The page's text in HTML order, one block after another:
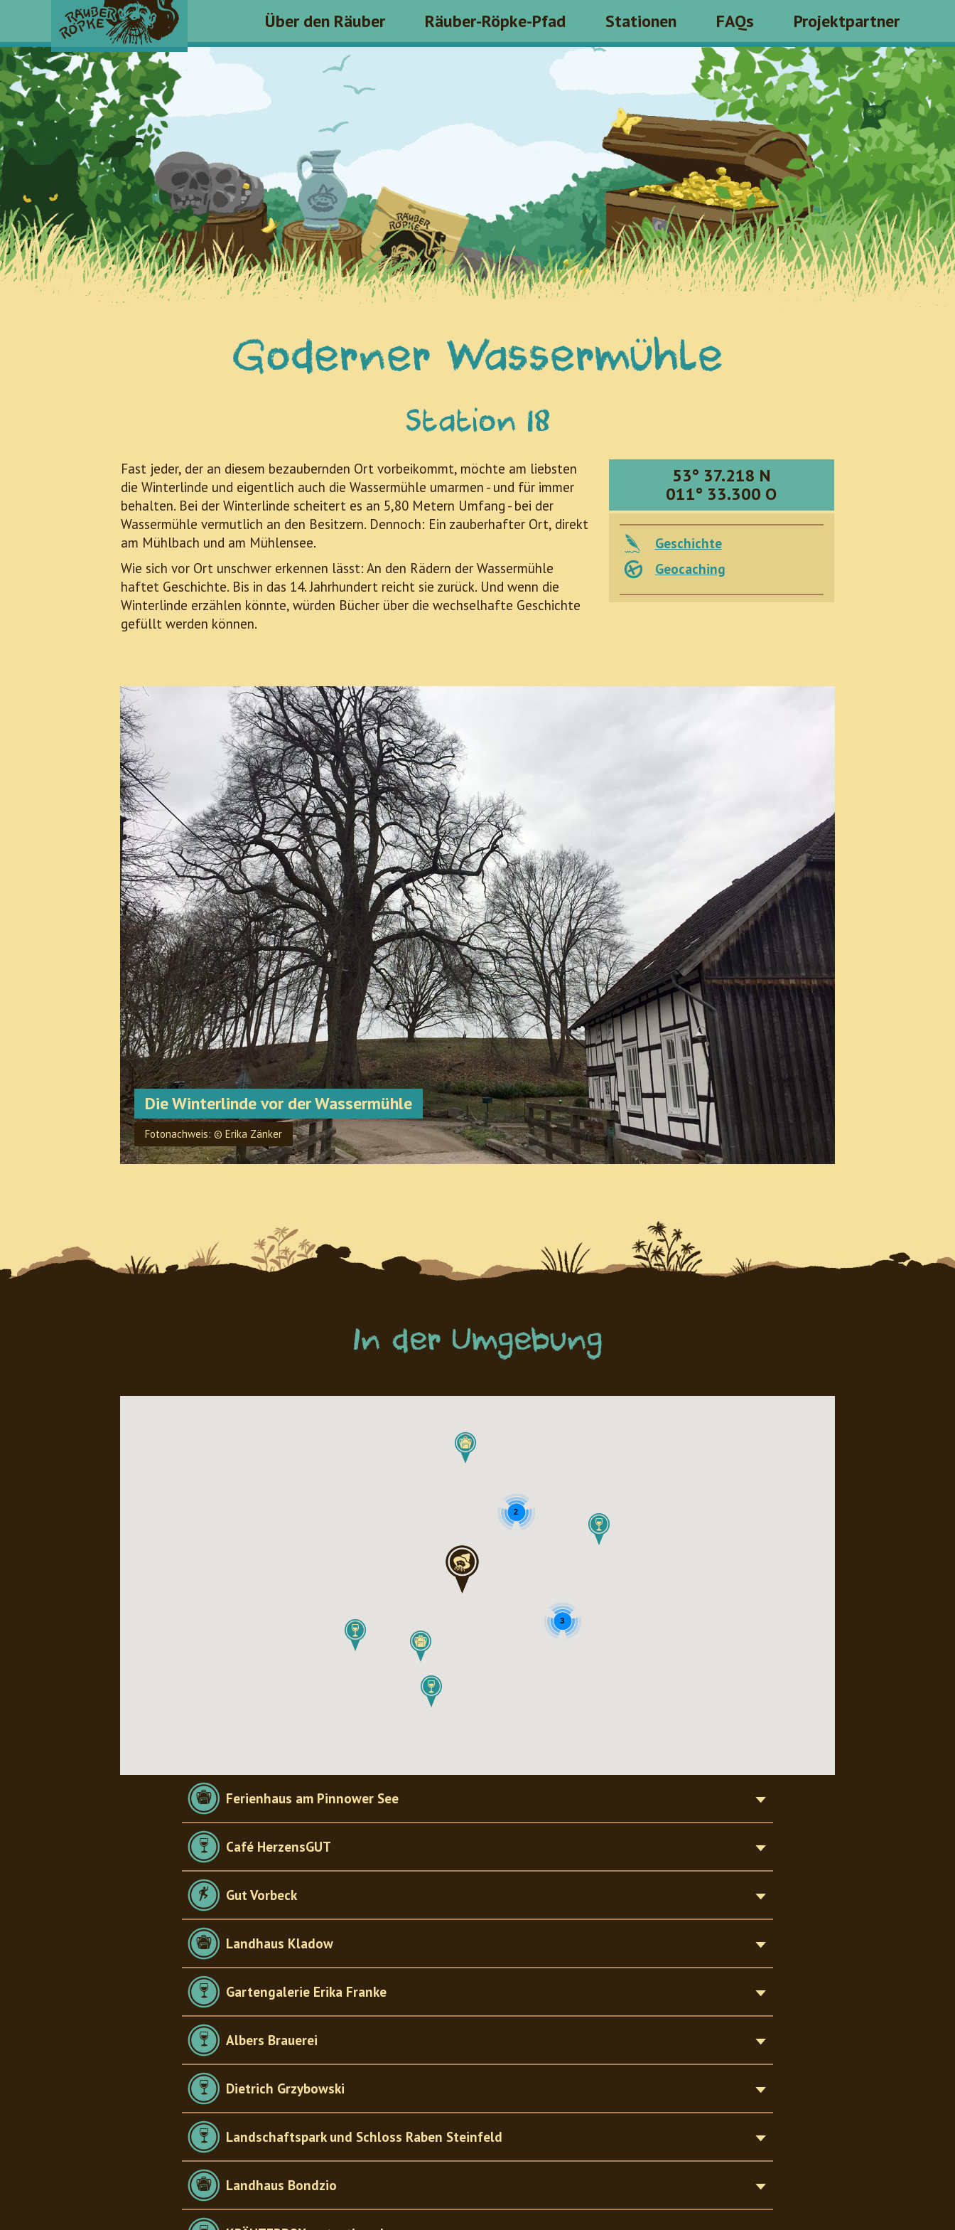
Über den Räuber Räuber-Röpke-Pfad Stationen FAQs Projektpartner
Goderner Wassermühle
Station 18
Fast jeder, der an diesem bezaubernden Ort vorbeikommt, möchte am liebsten
die Winterlinde und eigentlich auch die Wassermühle umarmen - und für immer
behalten. Bei der Winterlinde scheitert es an 5,80 Metern Umfang - bei der
Wassermühle vermutlich an den Besitzern. Dennoch: Ein zauberhafter Ort, direkt
am Mühlbach und am Mühlensee.
Wie sich vor Ort unschwer erkennen lässt: An den Rädern der Wassermühle
haftet Geschichte. Bis in das 14. Jahrhundert reicht sie zurück. Und wenn die
Winterlinde erzählen könnte, würden Bücher über die wechselhafte Geschichte
gefüllt werden können.
53° 37.218 N
011° 33.300 O
Geschichte
Geocaching
Die Winterlinde vor der Wassermühle
Fotonachweis: © Erika Zänker
In der Umgebung
2
3
Ferienhaus am Pinnower See
Café HerzensGUT
Gut Vorbeck
Landhaus Kladow
Gartengalerie Erika Franke
Albers Brauerei
Dietrich Grzybowski
Landschaftspark und Schloss Raben Steinfeld
Landhaus Bondzio